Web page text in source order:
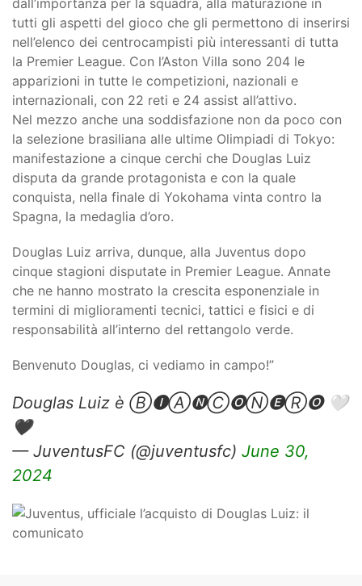
tutti gli aspetti del gioco che gli permettono di inserirsi
nell’elenco dei centrocampisti più interessanti di tutta
la Premier League. Con l’Aston Villa sono 204 le
apparizioni in tutte le competizioni, nazionali e
internazionali, con 22 reti e 24 assist all’attivo.
Nel mezzo anche una soddisfazione non da poco con
la selezione brasiliana alle ultime Olimpiadi di Tokyo:
manifestazione a cinque cerchi che Douglas Luiz
disputa da grande protagonista e con la quale
conquista, nella finale di Yokohama vinta contro la
Spagna, la medaglia d’oro.
Douglas Luiz arriva, dunque, alla Juventus dopo
cinque stagioni disputate in Premier League. Annate
che ne hanno mostrato la crescita esponenziale in
termini di miglioramenti tecnici, tattici e fisici e di
responsabilità all’interno del rettangolo verde.
Benvenuto Douglas, ci vediamo in campo!”
Douglas Luiz è Ⓑ🅘Ⓐ🅝Ⓒ🅞Ⓝ🅔Ⓡ🅞 🤍
🖤
— JuventusFC (@juventusfc) June 30,
2024